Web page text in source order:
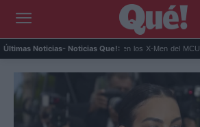
Últimas Noticias- Noticias Que!:
Kit Connor será Cíclope en los X-Men del MCU y Hea...